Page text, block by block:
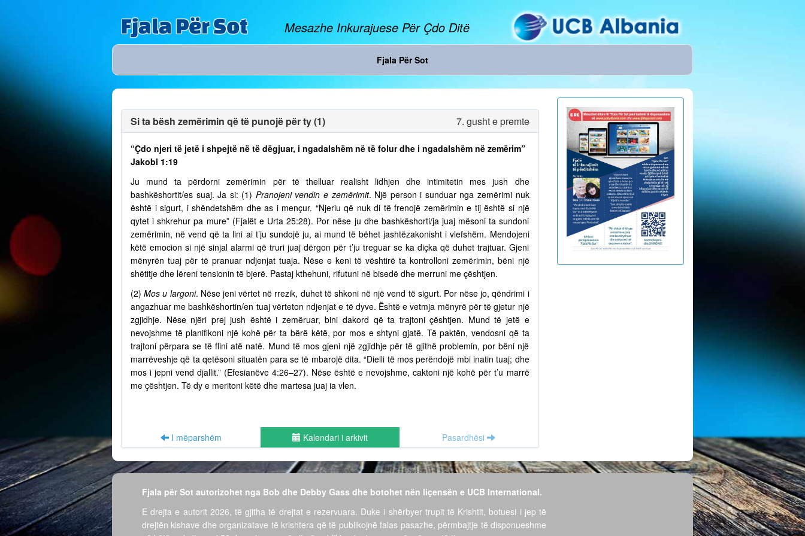
Fjala Për Sot Mesazhe Inkurajuese Për Çdo Ditë
Fjala Për Sot
Si ta bësh zemërimin që të punojë për ty (1) 7. gusht e premte
“Çdo njeri të jetë i shpejtë në të dëgjuar, i ngadalshëm në të folur dhe i ngadalshëm në zemërim”
Jakobi 1:19
Ju mund ta përdorni zemërimin për të thelluar realisht lidhjen dhe intimitetin mes jush dhe
bashkëshortit/es suaj. Ja si: (1) Pranojeni vendin e zemërimit. Një person i sunduar nga zemërimi nuk
është i sigurt, i shëndetshëm dhe as i mençur. “Njeriu që nuk di të frenojë zemërimin e tij është si një
qytet i shkrehur pa mure” (Fjalët e Urta 25:28). Por nëse ju dhe bashkëshorti/ja juaj mësoni ta sundoni
zemërimin, në vend që ta lini ai t’ju sundojë ju, ai mund të bëhet jashtëzakonisht i vlefshëm. Mendojeni
këtë emocion si një sinjal alarmi që truri juaj dërgon për t’ju treguar se ka diçka që duhet trajtuar. Gjeni
mënyrën tuaj për të pranuar ndjenjat tuaja. Nëse e keni të vështirë ta kontrolloni zemërimin, bëni një
shëtitje dhe lëreni tensionin të bjerë. Pastaj kthehuni, rifutuni në bisedë dhe merruni me çështjen.
(2)Mos u largoni. Nëse jeni vërtet në rrezik, duhet të shkoni në një vend të sigurt. Por nëse jo, qëndrimi i
angazhuar me bashkëshortin/en tuaj vërteton ndjenjat e të dyve. Është e vetmja mënyrë për të gjetur një
zgjidhje. Nëse njëri prej jush është i zemëruar, bini dakord që ta trajtoni çështjen. Mund të jetë e
nevojshme të planifikoni një kohë për ta bërë këtë, por mos e shtyni gjatë. Të paktën, vendosni që ta
trajtoni përpara se të flini atë natë. Mund të mos gjeni një zgjidhje për të gjithë problemin, por bëni një
marrëveshje që ta qetësoni situatën para se të mbarojë dita. “Dielli të mos perëndojë mbi inatin tuaj; dhe
mos i jepni vend djallit.” (Efesianëve 4:26–27). Nëse është e nevojshme, caktoni një kohë për t’u marrë
me çështjen. Të dy e meritoni këtë dhe martesa juaj ia vlen.
I mëparshëm Kalendari i arkivit Pasardhësi
Fjala për Sot autorizohet nga Bob dhe Debby Gass dhe botohet nën liçensën e UCB International.
E drejta e autorit 2026, të gjitha të drejtat e rezervuara. Duke i shërbyer trupit të Krishtit, botuesi i jep të
drejtën kishave dhe organizatave të krishtera që të publikojnë falas pasazhe, përmbajtje të disponueshme